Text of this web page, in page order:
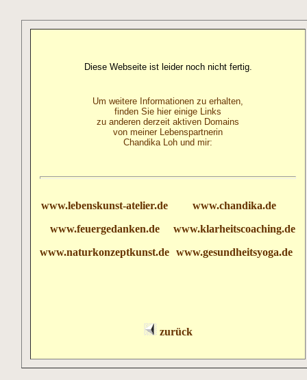
Diese Webseite ist leider noch nicht fertig.
Um weitere Informationen zu erhalten,
finden Sie hier einige Links
zu anderen derzeit aktiven Domains
von meiner Lebenspartnerin
Chandika Loh und mir:
www.lebenskunst-atelier.de
www.chandika.de
www.feuergedanken.de
www.klarheitscoaching.de
www.naturkonzeptkunst.de www.gesundheitsyoga.de
zurück